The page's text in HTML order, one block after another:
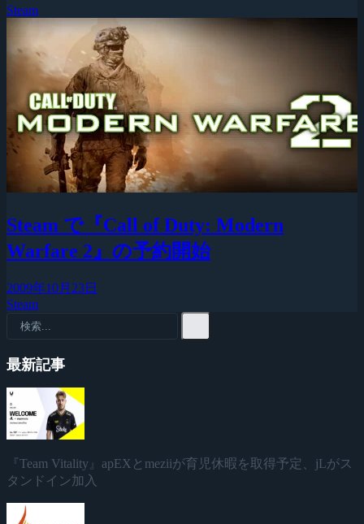
Steam
Steam で『Call of Duty: Modern
Warfare 2』の予約開始
2009年10月23日
Steam
最新記事
『Team Vitality』apEXとmeziiが育児休暇を取得予定、jLがス
タンドイン加入